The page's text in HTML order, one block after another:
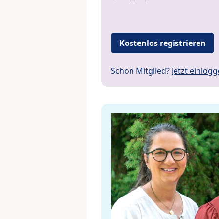
Kostenlos registrieren
Schon Mitglied? Jetzt